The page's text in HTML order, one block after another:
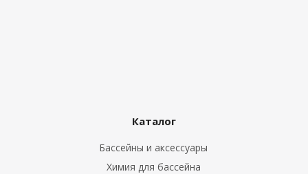
Каталог
Бассейны и аксессуары
Химия для бассейна